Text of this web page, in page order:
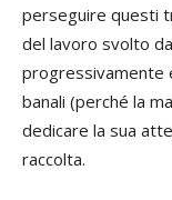
perseguire questi
del lavoro svolto
progressivamente
banali (perché la
dedicare la sua
raccolta.